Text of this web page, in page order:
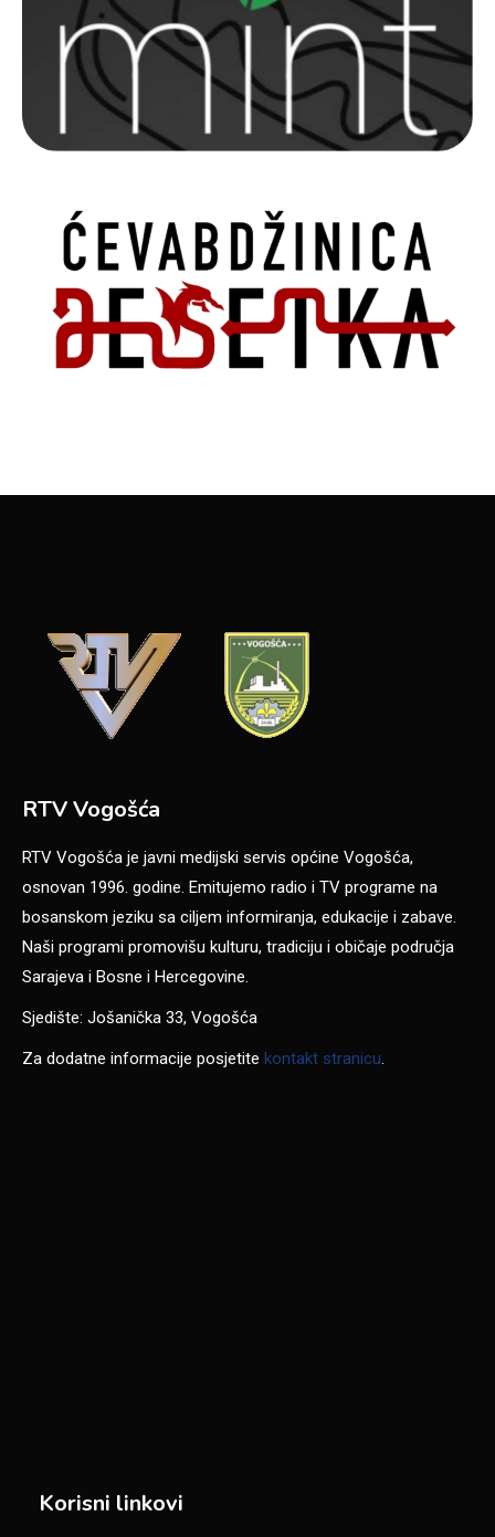
RTV Vogošća
RTV Vogošća je javni medijski servis općine Vogošća,
osnovan 1996. godine. Emitujemo radio i TV programe na
bosanskom jeziku sa ciljem informiranja, edukacije i zabave.
Naši programi promovišu kulturu, tradiciju i običaje područja
Sarajeva i Bosne i Hercegovine.
Sjedište: Jošanička 33, Vogošća
Za dodatne informacije posjetite kontakt stranicu.
Korisni linkovi